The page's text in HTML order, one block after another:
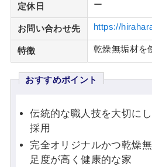
定休日 ー
お問い合わせ先 https://
特徴 乾燥無垢材を
おすすめポイント
伝統的な職人技を大切に
採用
完全オリジナルかつ乾燥
足度が高く健康的な家